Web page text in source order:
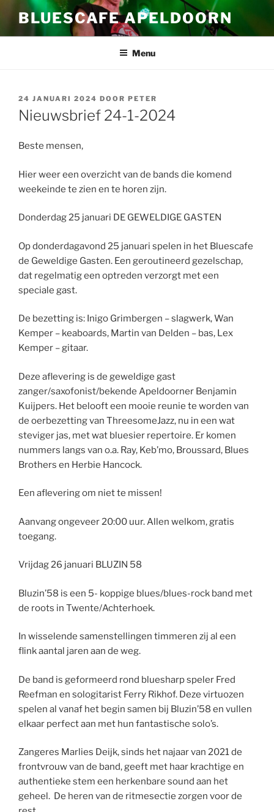
de
BLUESCAFE APELDOORN
Menu
GEPLAATST
OP
24 JANUARI 2024 DOOR PETER
Nieuwsbrief 24-1-2024
Beste mensen,
Hier weer een overzicht van de bands die komend
weekeinde te zien en te horen zijn.
Donderdag 25 januari DE GEWELDIGE GASTEN
Op donderdagavond 25 januari spelen in het Bluescafe
de Geweldige Gasten. Een geroutineerd gezelschap,
dat regelmatig een optreden verzorgt met een
speciale gast.
De bezetting is: Inigo Grimbergen – slagwerk, Wan
Kemper – keaboards, Martin van Delden – bas, Lex
Kemper – gitaar.
Deze aflevering is de geweldige gast
zanger/saxofonist/bekende Apeldoorner Benjamin
Kuijpers. Het belooft een mooie reunie te worden van
de oerbezetting van ThreesomeJazz, nu in een wat
steviger jas, met wat bluesier repertoire. Er komen
nummers langs van o.a. Ray, Keb’mo, Broussard, Blues
Brothers en Herbie Hancock.
Een aflevering om niet te missen!
Aanvang ongeveer 20:00 uur. Allen welkom, gratis
toegang.
Vrijdag 26 januari BLUZIN 58
Bluzin’58 is een 5- koppige blues/blues-rock band met
de roots in Twente/Achterhoek.
In wisselende samenstellingen timmeren zij al een
flink aantal jaren aan de weg.
De band is geformeerd rond bluesharp speler Fred
Reefman en sologitarist Ferry Rikhof. Deze virtuozen
spelen al vanaf het begin samen bij Bluzin’58 en vullen
elkaar perfect aan met hun fantastische solo’s.
Zangeres Marlies Deijk, sinds het najaar van 2021 de
frontvrouw van de band, geeft met haar krachtige en
authentieke stem een herkenbare sound aan het
geheel. De heren van de ritmesectie zorgen voor de